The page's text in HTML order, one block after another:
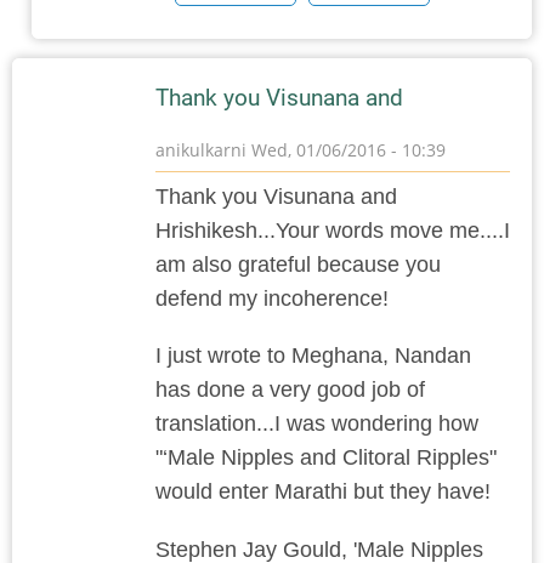
Thank you Visunana and
anikulkarni Wed, 01/06/2016 - 10:39
Thank you Visunana and
Hrishikesh...Your words move me....I
am also grateful because you
defend my incoherence!
I just wrote to Meghana, Nandan
has done a very good job of
translation...I was wondering how
"‘Male Nipples and Clitoral Ripples"
would enter Marathi but they have!
Stephen Jay Gould, 'Male Nipples